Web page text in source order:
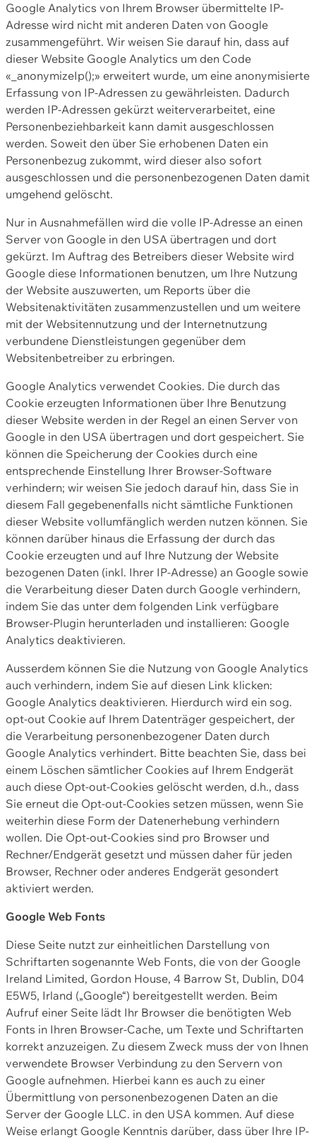
Google Analytics von Ihrem Browser übermittelte IP-
Adresse wird nicht mit anderen Daten von Google
zusammengeführt. Wir weisen Sie darauf hin, dass auf
dieser Website Google Analytics um den Code
«_anonymizeIp();» erweitert wurde, um eine anonymisierte
Erfassung von IP-Adressen zu gewährleisten. Dadurch
werden IP-Adressen gekürzt weiterverarbeitet, eine
Personenbeziehbarkeit kann damit ausgeschlossen
werden. Soweit den über Sie erhobenen Daten ein
Personenbezug zukommt, wird dieser also sofort
ausgeschlossen und die personenbezogenen Daten damit
umgehend gelöscht.
Nur in Ausnahmefällen wird die volle IP-Adresse an einen
Server von Google in den USA übertragen und dort
gekürzt. Im Auftrag des Betreibers dieser Website wird
Google diese Informationen benutzen, um Ihre Nutzung
der Website auszuwerten, um Reports über die
Websitenaktivitäten zusammenzustellen und um weitere
mit der Websitennutzung und der Internetnutzung
verbundene Dienstleistungen gegenüber dem
Websitenbetreiber zu erbringen.
Google Analytics verwendet Cookies. Die durch das
Cookie erzeugten Informationen über Ihre Benutzung
dieser Website werden in der Regel an einen Server von
Google in den USA übertragen und dort gespeichert. Sie
können die Speicherung der Cookies durch eine
entsprechende Einstellung Ihrer Browser-Software
verhindern; wir weisen Sie jedoch darauf hin, dass Sie in
diesem Fall gegebenenfalls nicht sämtliche Funktionen
dieser Website vollumfänglich werden nutzen können. Sie
können darüber hinaus die Erfassung der durch das
Cookie erzeugten und auf Ihre Nutzung der Website
bezogenen Daten (inkl. Ihrer IP-Adresse) an Google sowie
die Verarbeitung dieser Daten durch Google verhindern,
indem Sie das unter dem folgenden Link verfügbare
Browser-Plugin herunterladen und installieren: Google
Analytics deaktivieren.
Ausserdem können Sie die Nutzung von Google Analytics
auch verhindern, indem Sie auf diesen Link klicken:
Google Analytics deaktivieren. Hierdurch wird ein sog.
opt-out Cookie auf Ihrem Datenträger gespeichert, der
die Verarbeitung personenbezogener Daten durch
Google Analytics verhindert. Bitte beachten Sie, dass bei
einem Löschen sämtlicher Cookies auf Ihrem Endgerät
auch diese Opt-out-Cookies gelöscht werden, d.h., dass
Sie erneut die Opt-out-Cookies setzen müssen, wenn Sie
weiterhin diese Form der Datenerhebung verhindern
wollen. Die Opt-out-Cookies sind pro Browser und
Rechner/Endgerät gesetzt und müssen daher für jeden
Browser, Rechner oder anderes Endgerät gesondert
aktiviert werden.
Google Web Fonts
Diese Seite nutzt zur einheitlichen Darstellung von
Schriftarten sogenannte Web Fonts, die von der Google
Ireland Limited, Gordon House, 4 Barrow St, Dublin, D04
E5W5, Irland („Google“) bereitgestellt werden. Beim
Aufruf einer Seite lädt Ihr Browser die benötigten Web
Fonts in Ihren Browser-Cache, um Texte und Schriftarten
korrekt anzuzeigen. Zu diesem Zweck muss der von Ihnen
verwendete Browser Verbindung zu den Servern von
Google aufnehmen. Hierbei kann es auch zu einer
Übermittlung von personenbezogenen Daten an die
Server der Google LLC. in den USA kommen. Auf diese
Weise erlangt Google Kenntnis darüber, dass über Ihre IP-